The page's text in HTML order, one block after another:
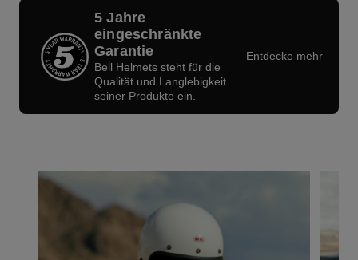
5 Jahre
eingeschränkte
Garantie
Bell Helmets steht für die
Qualität und Langlebigkeit
seiner Produkte ein.
Entdecke mehr